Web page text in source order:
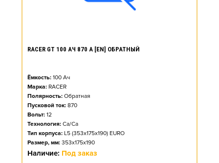
RACER GT 100 АЧ 870 А [EN] ОБРАТНЫЙ
Ёмкость: 100 Ач
Марка: RACER
Полярность: Обратная
Пусковой ток: 870
Вольт: 12
Технология: Ca/Ca
Тип корпуса: L5 (353x175x190) EURO
Размер, мм: 353x175x190
Наличие: Под заказ